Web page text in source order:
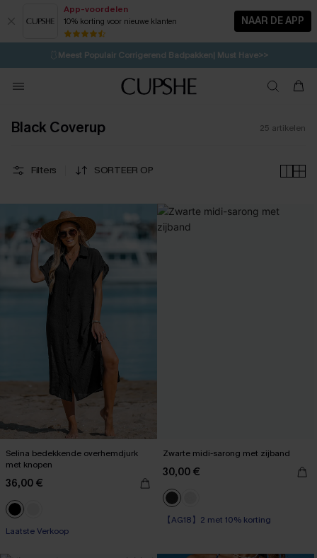
App-voordelen
10% korting voor nieuwe klanten NAAR DE APP
⚡️LAATSTE KANS | Tot 50% korting>>
🩱Meest Populair Corrigerend Badpakken| Must Have>>
💌Abonneer je & ontvang tot 15% korting>>
Koop 3, krijg 15% korting | CODE: SW15
Black Coverup 25 artikelen
Filters SORTEER OP
Selina bedekkende overhemdjurk
met knopen
36,00 €
Laatste Verkoop
Zwarte midi-sarong met zijband
30,00 €
【AG18】2 met 10% korting